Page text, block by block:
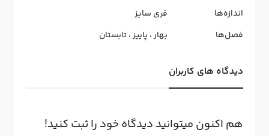
اندازه‌ها
فری سایز
فصل‌ها
بهار، پاییز،تابستان
دیدگاه های کاربران
هم اکنون میتوانید دیدگاه خود را ثبت کنید!